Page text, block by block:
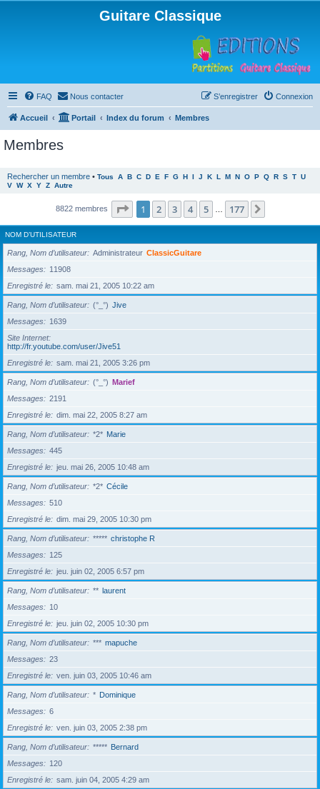
Guitare Classique
FAQ Nous contacter Connexion
S’enregistrer
Accueil Portail Index du forum Membres
Membres
Rechercher un membre • Tous A B C D E F G H I J K L M N O P Q R S T U
V W X Y Z Autre
8822 membres Page 1sur177
1 2 3 4 5 177
NOM D’UTILISATEUR
Rang, Nom d’utilisateur Administrateur ClassicGuitare
Messages
11908
Enregistré le
sam. mai 21, 2005 10:22 am
Rang, Nom d’utilisateur (°_°) Jive
Messages
1639
Site Internet
http://fr.youtube.com/user/Jive51
Enregistré le
sam. mai 21, 2005 3:26 pm
Rang, Nom d’utilisateur (°_°) Marief
Messages
2191
Enregistré le
dim. mai 22, 2005 8:27 am
Rang, Nom d’utilisateur *2* Marie
Messages
445
Enregistré le
jeu. mai 26, 2005 10:48 am
Rang, Nom d’utilisateur *2* Cécile
Messages
510
Enregistré le
dim. mai 29, 2005 10:30 pm
Rang, Nom d’utilisateur ***** christophe R
Messages
125
Enregistré le
jeu. juin 02, 2005 6:57 pm
Rang, Nom d’utilisateur ** laurent
Messages
10
Enregistré le
jeu. juin 02, 2005 10:30 pm
Rang, Nom d’utilisateur *** mapuche
Messages
23
Enregistré le
ven. juin 03, 2005 10:46 am
Rang, Nom d’utilisateur * Dominique
Messages
6
Enregistré le
ven. juin 03, 2005 2:38 pm
Rang, Nom d’utilisateur ***** Bernard
Messages
120
Enregistré le
sam. juin 04, 2005 4:29 am